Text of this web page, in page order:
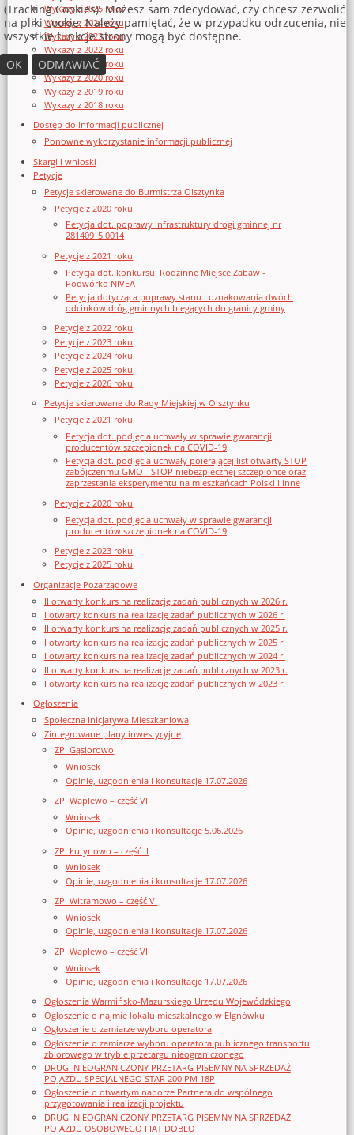
Wykazy z 2025 roku
Wykazy z 2024 roku
Wykazy z 2023 roku
Wykazy z 2022 roku
Wykazy z 2021 roku
Wykazy z 2020 roku
Wykazy z 2019 roku
Wykazy z 2018 roku
Dostęp do informacji publicznej
Ponowne wykorzystanie informacji publicznej
Skargi i wnioski
Petycje
Petycje skierowane do Burmistrza Olsztynka
Petycje z 2020 roku
Petycja dot. poprawy infrastruktury drogi gminnej nr
281409_5.0014
Petycje z 2021 roku
Petycja dot. konkursu: Rodzinne Miejsce Zabaw -
Podwórko NIVEA
Petycja dotycząca poprawy stanu i oznakowania dwóch
odcinków dróg gminnych biegących do granicy gminy
Petycje z 2022 roku
Petycje z 2023 roku
Petycje z 2024 roku
Petycje z 2025 roku
Petycje z 2026 roku
Petycje skierowane do Rady Miejskiej w Olsztynku
Petycje z 2021 roku
Petycja dot. podjęcia uchwały w sprawie gwarancji
producentów szczepionek na COVID-19
Petycja dot. podjęcia uchwały poierającej list otwarty STOP
zabójczenmu GMO - STOP niebezpiecznej szczepionce oraz
zaprzestania eksperymentu na mieszkańcach Polski i inne
Petycje z 2020 roku
Petycja dot. podjęcia uchwały w sprawie gwarancji
producentów szczepionek na COVID-19
Petycje z 2023 roku
Petycje z 2025 roku
Organizacje Pozarządowe
II otwarty konkurs na realizację zadań publicznych w 2026 r.
I otwarty konkurs na realizację zadań publicznych w 2026 r.
II otwarty konkurs na realizację zadań publicznych w 2025 r.
I otwarty konkurs na realizację zadań publicznych w 2025 r.
I otwarty konkurs na realizację zadań publicznych w 2024 r.
II otwarty konkurs na realizację zadań publicznych w 2023 r.
I otwarty konkurs na realizację zadań publicznych w 2023 r.
Ogłoszenia
Społeczna Inicjatywa Mieszkaniowa
Zintegrowane plany inwestycyjne
ZPI Gąsiorowo
Wniosek
Opinie, uzgodnienia i konsultacje 17.07.2026
ZPI Waplewo – część VI
Wniosek
Opinie, uzgodnienia i konsultacje 5.06.2026
ZPI Łutynowo – część II
Wniosek
Opinie, uzgodnienia i konsultacje 17.07.2026
ZPI Witramowo – część VI
Wniosek
Opinie, uzgodnienia i konsultacje 17.07.2026
ZPI Waplewo – część VII
Wniosek
Opinie, uzgodnienia i konsultacje 17.07.2026
Ogłoszenia Warmińsko-Mazurskiego Urzędu Wojewódzkiego
Ogłoszenie o najmie lokalu mieszkalnego w Elgnówku
Ogłoszenie o zamiarze wyboru operatora
Ogłoszenie o zamiarze wyboru operatora publicznego transportu
zbiorowego w trybie przetargu nieograniczonego
DRUGI NIEOGRANICZONY PRZETARG PISEMNY NA SPRZEDAŻ
POJAZDU SPECJALNEGO STAR 200 PM 18P
Ogłoszenie o otwartym naborze Partnera do wspólnego
przygotowania i realizacji projektu
DRUGI NIEOGRANICZONY PRZETARG PISEMNY NA SPRZEDAŻ
POJAZDU OSOBOWEGO FIAT DOBLO
(Tracking Cookies). Możesz sam zdecydować, czy chcesz zezwolić
na pliki cookie. Należy pamiętać, że w przypadku odrzucenia, nie
wszystkie funkcje strony mogą być dostępne.
OK
ODMAWIAĆ